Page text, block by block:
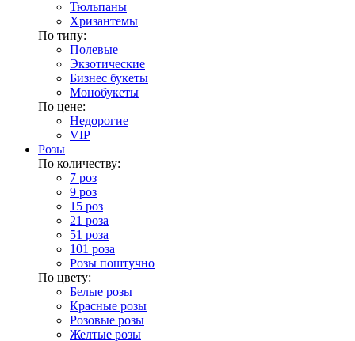
Тюльпаны
Хризантемы
По типу:
Полевые
Экзотические
Бизнес букеты
Монобукеты
По цене:
Недорогие
VIP
Розы
По количеству:
7 роз
9 роз
15 роз
21 роза
51 роза
101 роза
Розы поштучно
По цвету:
Белые розы
Красные розы
Розовые розы
Желтые розы